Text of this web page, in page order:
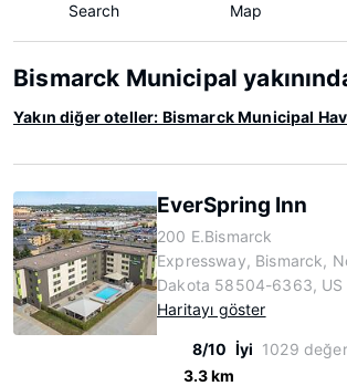
Search Map
Bismarck Municipal
Yakın diğer oteller: Bismarck Municipal
EverSpring Inn
200 E.Bismarck
Expressway, Bismarck,
Dakota 58504-6363, US
Haritayı göster
8/10 İyi 1029
3.3 km